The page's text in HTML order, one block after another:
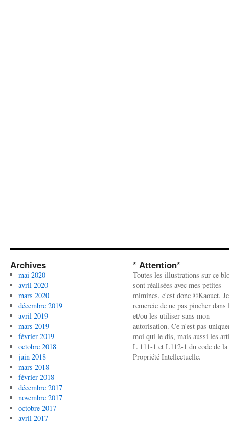
Archives
mai 2020
avril 2020
mars 2020
décembre 2019
avril 2019
mars 2019
février 2019
octobre 2018
juin 2018
mars 2018
février 2018
décembre 2017
novembre 2017
octobre 2017
avril 2017
* Attention*
Toutes les illustrations sur ce
sont réalisées avec mes petites
mimines, c'est donc ©Kaouet.
remercie de ne pas piocher dans
et/ou les utiliser sans mon
autorisation. Ce n'est pas
moi qui le dis, mais aussi les
L 111-1 et L112-1 du code de la
Propriété Intellectuelle.